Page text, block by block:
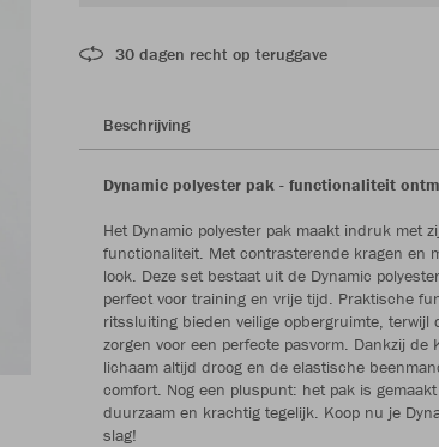
30 dagen recht op teruggave
Beschrijving
Dynamic polyester pak - functionaliteit
Het Dynamic polyester pak maakt indruk met
functionaliteit. Met contrasterende kragen en
look. Deze set bestaat uit de Dynamic
perfect voor training en vrije tijd. Praktische
ritssluiting bieden veilige opbergruimte,
zorgen voor een perfecte pasvorm. Dankzij de
lichaam altijd droog en de elastische
comfort. Nog een pluspunt: het pak is
duurzaam en krachtig tegelijk. Koop nu je
slag!